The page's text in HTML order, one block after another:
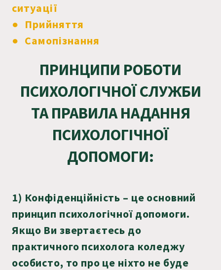
ситуації
● Прийняття
● Самопізнання
ПРИНЦИПИ РОБОТИ
ПСИХОЛОГІЧНОЇ СЛУЖБИ
ТА ПРАВИЛА НАДАННЯ
ПСИХОЛОГІЧНОЇ
ДОПОМОГИ:
1) Конфіденційність – це основний
принцип психологічної допомоги.
Якщо Ви звертаєтесь до
практичного психолога коледжу
особисто, то про це ніхто не буде